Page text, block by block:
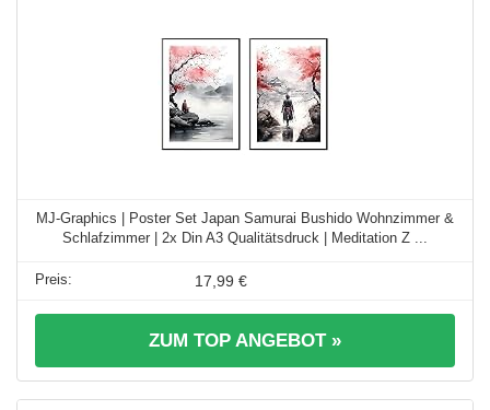
MJ-Graphics | Poster Set Japan Samurai Bushido Wohnzimmer &
Schlafzimmer | 2x Din A3 Qualitätsdruck | Meditation Z ...
17,99 €
ZUM TOP ANGEBOT »